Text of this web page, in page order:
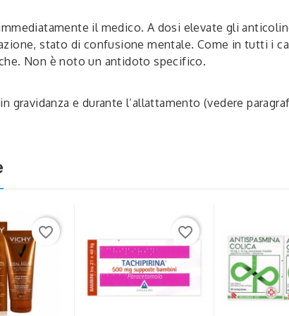
il medico. A dosi elevate gli
stato di confusione mentale. Come in tutti i
Non è noto un antidoto specifico.
gravidanza e durante l’allattamento (vedere
favorite_border favorite_border